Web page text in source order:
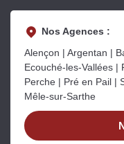
Gratuit
Rapide et
en quelques
Nos Agences :
Alençon | Argentan |
Ecouché-les-Vallées
Perche | Pré en Pail |
Mêle-sur-Sarthe